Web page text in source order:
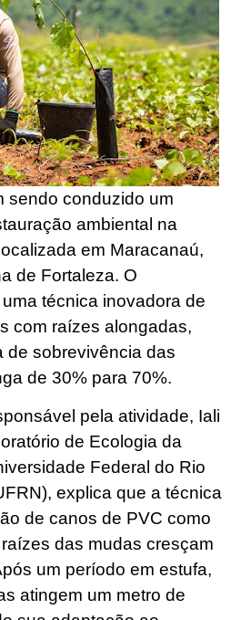
sendo conduzido um
ambiental na
em Maracanaú,
de Fortaleza. O
técnica inovadora de
com raízes alongadas,
de sobrevivência das
de 30% para 70%.
pela atividade, Iali
de Ecologia da
Federal do Rio
explica que a técnica
de canos de PVC como
das mudas cresçam
um período em estufa,
atingem um metro de